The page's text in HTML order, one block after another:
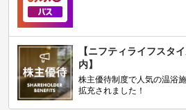
【ニフティライフスタ
内】
株主優待制度で人気の温浴
拡充されました！